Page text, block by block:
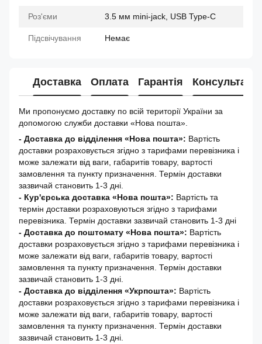
Роз'єми 3.5 мм mini-jack, USB Type-C
Підсвічування Немає
Доставка Оплата Гарантія Консультація
Ми пропонуємо доставку по всій території України за
допомогою служби доставки «Нова пошта».
- Доставка до відділення «Нова пошта»: Вартість
доставки розраховується згідно з тарифами перевізника і
може залежати від ваги, габаритів товару, вартості
замовлення та пункту призначення. Термін доставки
зазвичай становить 1-3 дні.
- Кур'єрська доставка «Нова пошта»: Вартість та
термін доставки розраховуються згідно з тарифами
перевізника. Термін доставки зазвичай становить 1-3 дні
- Доставка до поштомату «Нова пошта»: Вартість
доставки розраховується згідно з тарифами перевізника і
може залежати від ваги, габаритів товару, вартості
замовлення та пункту призначення. Термін доставки
зазвичай становить 1-3 дні.
- Доставка до відділення «Укрпошта»: Вартість
доставки розраховується згідно з тарифами перевізника і
може залежати від ваги, габаритів товару, вартості
замовлення та пункту призначення. Термін доставки
зазвичай становить 1-3 дні.